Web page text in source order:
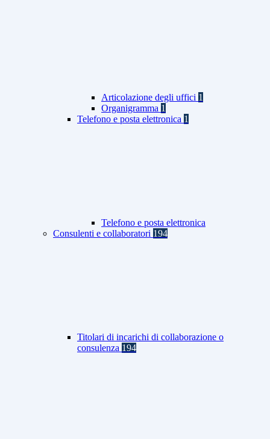
Articolazione degli uffici 1
Organigramma 1
Telefono e posta elettronica 1
Telefono e posta elettronica
Consulenti e collaboratori 194
Titolari di incarichi di collaborazione o
consulenza 194